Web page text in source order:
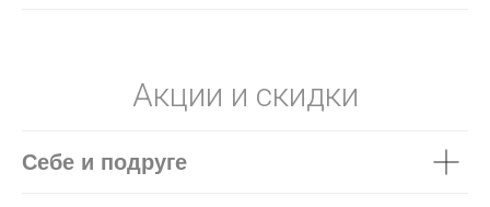
Акции и скидки
Себе и подруге